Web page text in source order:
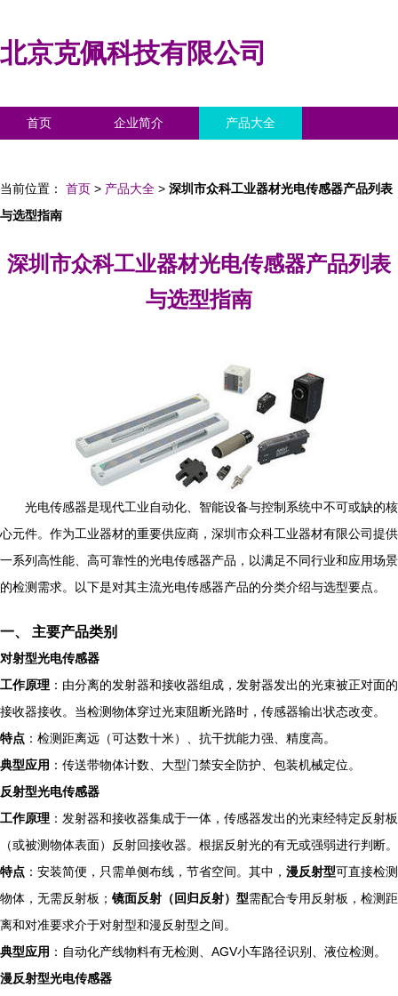
北京克佩科技有限公司
首页 企业简介 产品大全
当前位置： 首页 > 产品大全 > 深圳市众科工业器材光电传感器产品列表
与选型指南
深圳市众科工业器材光电传感器产品列表
与选型指南
光电传感器是现代工业自动化、智能设备与控制系统中不可或缺的核
心元件。作为工业器材的重要供应商，深圳市众科工业器材有限公司提供
一系列高性能、高可靠性的光电传感器产品，以满足不同行业和应用场景
的检测需求。以下是对其主流光电传感器产品的分类介绍与选型要点。
一、 主要产品类别
对射型光电传感器
工作原理 ：由分离的发射器和接收器组成，发射器发出的光束被正对面的
接收器接收。当检测物体穿过光束阻断光路时，传感器输出状态改变。
特点 ：检测距离远（可达数十米）、抗干扰能力强、精度高。
典型应用 ：传送带物体计数、大型门禁安全防护、包装机械定位。
反射型光电传感器
工作原理 ：发射器和接收器集成于一体，传感器发出的光束经特定反射板
（或被测物体表面）反射回接收器。根据反射光的有无或强弱进行判断。
特点 ：安装简便，只需单侧布线，节省空间。其中， 漫反射型可直接检测
物体，无需反射板； 镜面反射（回归反射）型需配合专用反射板，检测距
离和对准要求介于对射型和漫反射型之间。
典型应用 ：自动化产线物料有无检测、AGV小车路径识别、液位检测。
漫反射型光电传感器